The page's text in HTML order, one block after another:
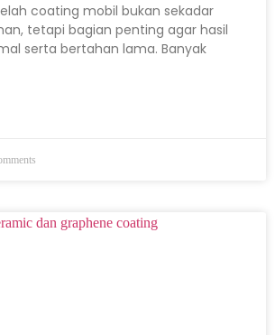
coating mobil bukan sekadar
tetapi bagian penting agar hasil
serta bertahan lama. Banyak